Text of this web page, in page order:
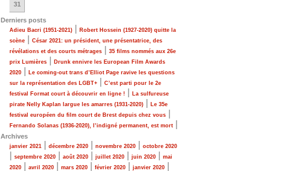
31
Derniers posts
Adieu Bacri (1951-2021)
Robert Hossein (1927-2020) quitte la
scène
César 2021: un président, une présentatrice, des
révélations et des courts métrages
35 films nommés aux 26e
prix Lumières
Drunk ennivre les European Film Awards
2020
Le coming-out trans d’Elliot Page ravive les questions
sur la représentation des LGBT+
C’est parti pour le 2e
festival Format court à découvrir en ligne !
La sulfureuse
pirate Nelly Kaplan largue les amarres (1931-2020)
Le 35e
festival européen du film court de Brest depuis chez vous
Fernando Solanas (1936-2020), l’indigné permanent, est mort
Archives
janvier 2021 décembre 2020 novembre 2020 octobre 2020
septembre 2020 août 2020 juillet 2020 juin 2020
mai
2020
avril 2020 mars 2020 février 2020 janvier 2020